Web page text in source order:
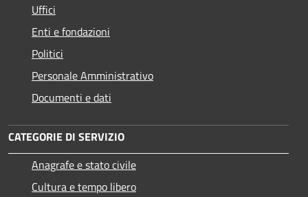
Uffici
Enti e fondazioni
Politici
Personale Amministrativo
Documenti e dati
CATEGORIE DI SERVIZIO
Anagrafe e stato civile
Cultura e tempo libero